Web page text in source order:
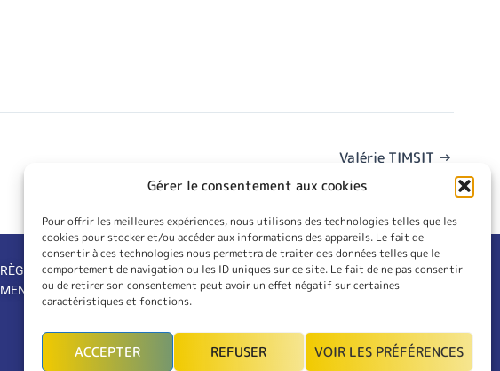
Gérer le consentement aux cookies
Pour offrir les meilleures expériences, nous utilisons des technologies telles que les
cookies pour stocker et/ou accéder aux informations des appareils. Le fait de
consentir à ces technologies nous permettra de traiter des données telles que le
comportement de navigation ou les ID uniques sur ce site. Le fait de ne pas consentir
ou de retirer son consentement peut avoir un effet négatif sur certaines
caractéristiques et fonctions.
ACCEPTER REFUSER VOIR LES PRÉFÉRENCES
Valérie TIMSIT →
RÈGLEMENT INTÉRIEUR
MENTIONS LÉGALES
CONTACT
INSCRIPTION